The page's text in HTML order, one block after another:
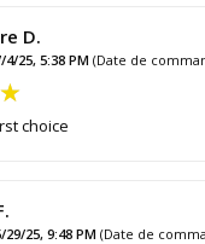
D.
25, 5:38 PM (Date de
choice
25, 9:48 PM (Date de